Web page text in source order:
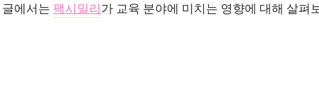
에서는 팩시밀리가 교육 분야에 미치는 영향에 대해 살펴